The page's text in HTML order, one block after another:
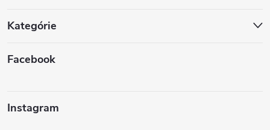
Kategórie
Facebook
Instagram